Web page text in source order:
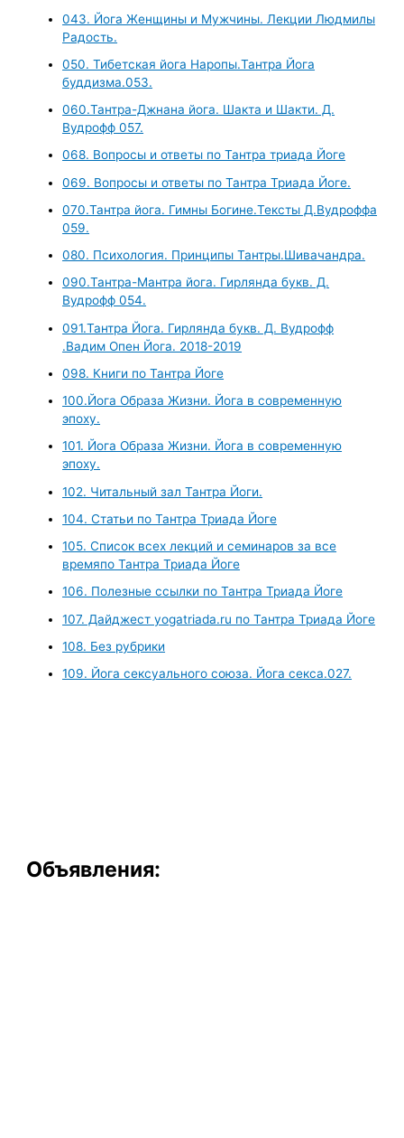
043. Йога Женщины и Мужчины. Лекции Людмилы
Радость.
050. Тибетская йога Наропы.Тантра Йога
буддизма.053.
060.Тантра-Джнана йога. Шакта и Шакти. Д.
Вудрофф 057.
068. Вопросы и ответы по Тантра триада Йоге
069. Вопросы и ответы по Тантра Триада Йоге.
070.Тантра йога. Гимны Богине.Тексты Д.Вудроффа
059.
080. Психология. Принципы Тантры.Шивачандра.
090.Тантра-Мантра йога. Гирлянда букв. Д.
Вудрофф 054.
091.Тантра Йога. Гирлянда букв. Д. Вудрофф
.Вадим Опен Йога. 2018-2019
098. Книги по Тантра Йоге
100.Йога Образа Жизни. Йога в современную
эпоху.
101. Йога Образа Жизни. Йога в современную
эпоху.
102. Читальный зал Тантра Йоги.
104. Статьи по Тантра Триада Йоге
105. Список всех лекций и семинаров за все
времяпо Тантра Триада Йоге
106. Полезные ссылки по Тантра Триада Йоге
107. Дайджест yogatriada.ru по Тантра Триада Йоге
108. Без рубрики
109. Йога сексуального союза. Йога секса.027.
Объявления: